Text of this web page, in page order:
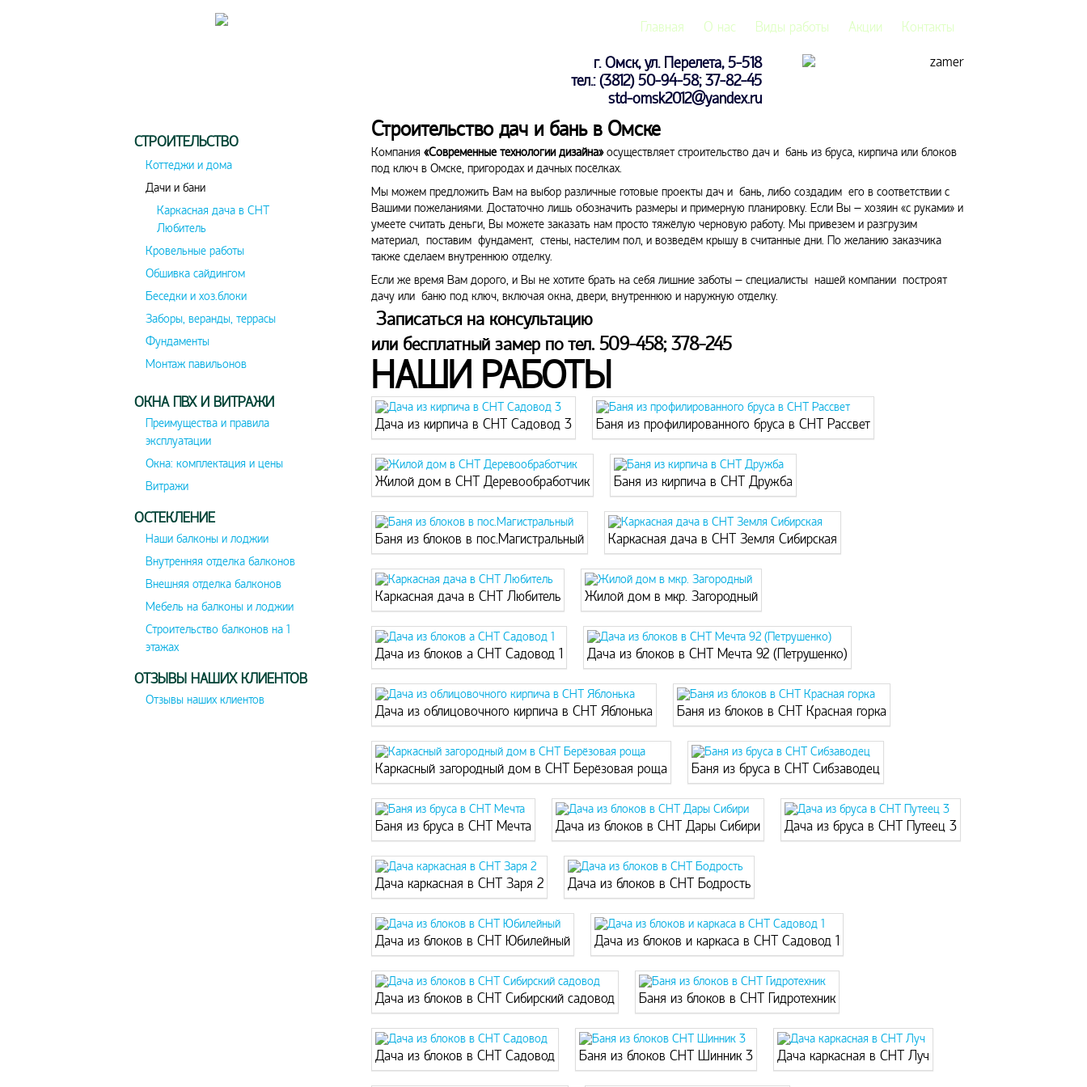
Главная О нас Виды работы Акции Контакты
г. Омск, ул. Перелета, 5-518
тел.: (3812) 50-94-58; 37-82-45
std-omsk2012@yandex.ru
СТРОИТЕЛЬСТВО
Коттеджи и дома
Дачи и бани
Каркасная дача в СНТ
Любитель
Кровельные работы
Обшивка сайдингом
Беседки и хоз.блоки
Заборы, веранды, террасы
Фундаменты
Монтаж павильонов
ОКНА ПВХ И ВИТРАЖИ
Преимущества и правила
эксплуатации
Окна: комплектация и цены
Витражи
ОСТЕКЛЕНИЕ
Наши балконы и лоджии
Внутренняя отделка балконов
Внешняя отделка балконов
Мебель на балконы и лоджии
Строительство балконов на 1
этажах
ОТЗЫВЫ НАШИХ КЛИЕНТОВ
Отзывы наших клиентов
Строительство дач и бань в Омске
Компания «Современные технологии дизайна»осуществляет строительство дач и бань из бруса, кирпича или блоков
под ключ в Омске, пригородах и дачных посёлках.
Мы можем предложить Вам на выбор различные готовые проекты дач и бань, либо создадим его в соответствии с
Вашими пожеланиями. Достаточно лишь обозначить размеры и примерную планировку. Если Вы – хозяин «с руками» и
умеете считать деньги, Вы можете заказать нам просто тяжёлую черновую работу. Мы привезем и разгрузим
материал, поставим фундамент, стены, настелим пол, и возведём крышу в считанные дни. По желанию заказчика
также сделаем внутреннюю отделку.
Если же время Вам дорого, и Вы не хотите брать на себя лишние заботы – специалисты нашей компании построят
дачу или баню под ключ, включая окна, двери, внутреннюю и наружную отделку.
Записаться на консультацию
или бесплатный замер по тел. 509-458; 378-245
НАШИ РАБОТЫ
Дача из кирпича в СНТ Садовод 3 Баня из профилированного бруса в СНТ Рассвет
Жилой дом в СНТ Деревообработчик Баня из кирпича в СНТ Дружба
Баня из блоков в пос.Магистральный Каркасная дача в СНТ Земля Сибирская
Каркасная дача в СНТ Любитель Жилой дом в мкр. Загородный
Дача из блоков а СНТ Садовод 1 Дача из блоков в СНТ Мечта 92 (Петрушенко)
Дача из облицовочного кирпича в СНТ Яблонька Баня из блоков в СНТ Красная горка
Каркасный загородный дом в СНТ Берёзовая роща Баня из бруса в СНТ Сибзаводец
Баня из бруса в СНТ Мечта Дача из блоков в СНТ Дары Сибири Дача из бруса в СНТ Путеец 3
Дача каркасная в СНТ Заря 2 Дача из блоков в СНТ Бодрость
Дача из блоков в СНТ Юбилейный Дача из блоков и каркаса в СНТ Садовод 1
Дача из блоков в СНТ Сибирский садовод Баня из блоков в СНТ Гидротехник
Дача из блоков в СНТ Садовод Баня из блоков СНТ Шинник 3 Дача каркасная в СНТ Луч